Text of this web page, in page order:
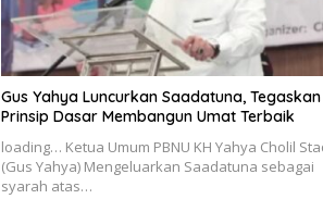
Gus Yahya Luncurkan Saadatuna,
Prinsip Dasar Membangun Umat Terbaik
loading… Ketua Umum PBNU KH Yahya Cholil
(Gus Yahya) Mengeluarkan Saadatuna sebagai
syarah atas…